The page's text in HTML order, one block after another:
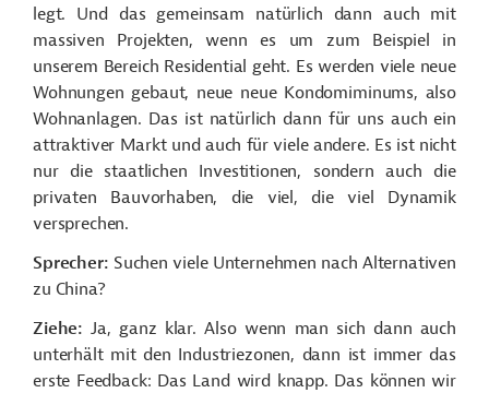
legt. Und das gemeinsam natürlich dann auch mit
massiven Projekten, wenn es um zum Beispiel in
unserem Bereich Residential geht. Es werden viele neue
Wohnungen gebaut, neue neue Kondomiminums, also
Wohnanlagen. Das ist natürlich dann für uns auch ein
attraktiver Markt und auch für viele andere. Es ist nicht
nur die staatlichen Investitionen, sondern auch die
privaten Bauvorhaben, die viel, die viel Dynamik
versprechen.
Sprecher: Suchen viele Unternehmen nach Alternativen
zu China?
Ziehe:Ja, ganz klar. Also wenn man sich dann auch
unterhält mit den Industriezonen, dann ist immer das
erste Feedback: Das Land wird knapp. Das können wir